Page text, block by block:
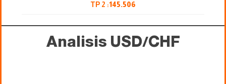
TP 2 :145.506
Analisis USD/CHF